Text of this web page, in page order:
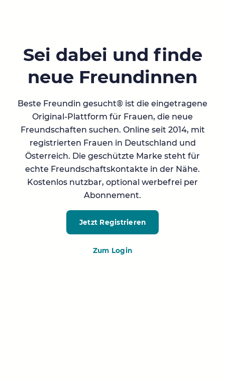
Sei dabei und finde
neue Freundinnen
Beste Freundin gesucht® ist die eingetragene
Original-Plattform für Frauen, die neue
Freundschaften suchen. Online seit 2014, mit
registrierten Frauen in Deutschland und
Österreich. Die geschützte Marke steht für
echte Freundschaftskontakte in der Nähe.
Kostenlos nutzbar, optional werbefrei per
Abonnement.
Jetzt Registrieren
Zum Login